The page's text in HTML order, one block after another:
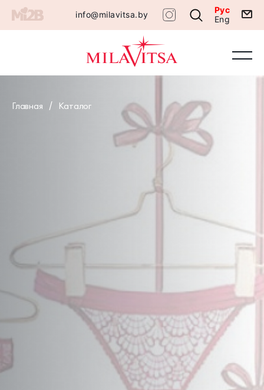
info@milavitsa.by
Рус
Eng
Главная Каталог